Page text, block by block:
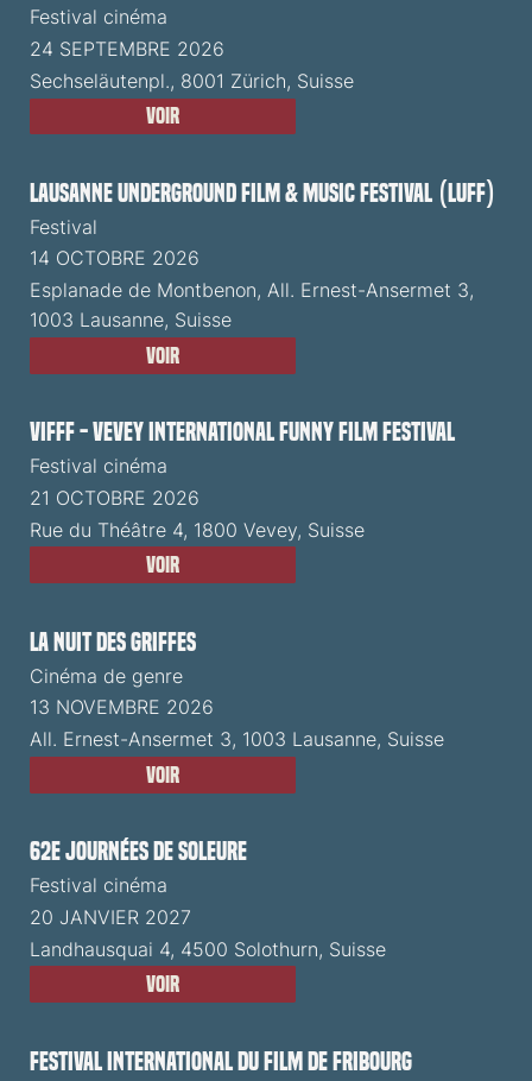
Festival cinéma
24 SEPTEMBRE 2026
Sechseläutenpl., 8001 Zürich, Suisse
Voir
Lausanne Underground Film & Music Festival (LUFF)
Festival
14 OCTOBRE 2026
Esplanade de Montbenon, All. Ernest-Ansermet 3,
1003 Lausanne, Suisse
Voir
VIFFF - Vevey International Funny Film Festival
Festival cinéma
21 OCTOBRE 2026
Rue du Théâtre 4, 1800 Vevey, Suisse
Voir
La Nuit des Griffes
Cinéma de genre
13 NOVEMBRE 2026
All. Ernest-Ansermet 3, 1003 Lausanne, Suisse
Voir
62e Journées de Soleure
Festival cinéma
20 JANVIER 2027
Landhausquai 4, 4500 Solothurn, Suisse
Voir
Festival International du Film de Fribourg